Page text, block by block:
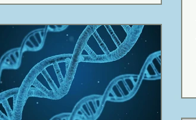
#genomicaecuador...